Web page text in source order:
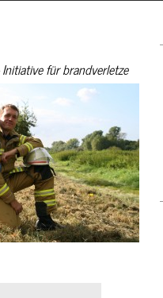
für brandverletze